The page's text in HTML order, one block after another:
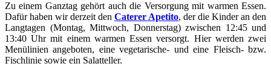
Zu einem Ganztag gehört auch die Versorgung mit warmen Essen.
Dafür haben wir derzeit den Caterer Apetito, der die Kinder an den
Langtagen (Montag, Mittwoch, Donnerstag) zwischen 12:45 und
13:40 Uhr mit einem warmen Essen versorgt. Hier werden zwei
Menülinien angeboten, eine vegetarische- und eine Fleisch- bzw.
Fischlinie sowie ein Salatteller.